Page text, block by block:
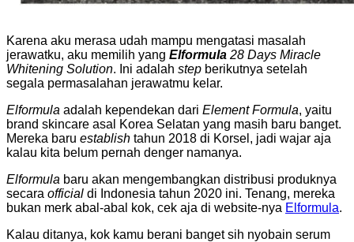
Karena aku merasa udah mampu mengatasi masalah
jerawatku, aku memilih yang Elformula 28 Days Miracle
Whitening Solution. Ini adalah step berikutnya setelah
segala permasalahan jerawatmu kelar.
Elformula adalah kependekan dari Element Formula, yaitu
brand skincare asal Korea Selatan yang masih baru banget.
Mereka baru establish tahun 2018 di Korsel, jadi wajar aja
kalau kita belum pernah denger namanya.
Elformula baru akan mengembangkan distribusi produknya
secara official di Indonesia tahun 2020 ini. Tenang, mereka
bukan merk abal-abal kok, cek aja di website-nya Elformula.
Kalau ditanya, kok kamu berani banget sih nyobain serum